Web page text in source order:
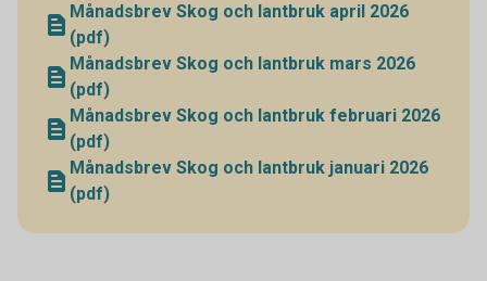
Månadsbrev Skog och lantbruk april 2026
(pdf)
Månadsbrev Skog och lantbruk mars 2026
(pdf)
Månadsbrev Skog och lantbruk februari 2026
(pdf)
Månadsbrev Skog och lantbruk januari 2026
(pdf)